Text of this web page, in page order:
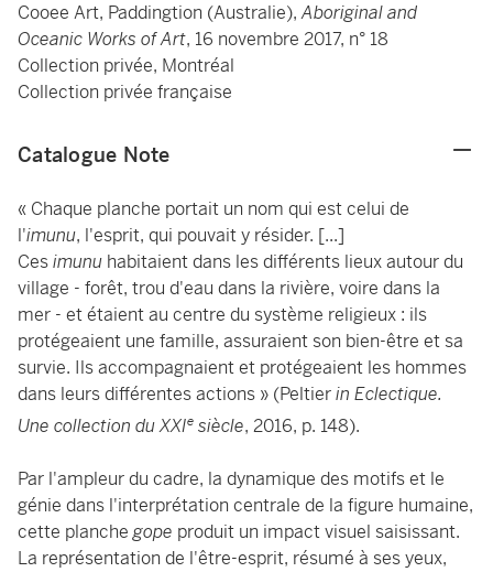
Cooee Art, Paddingtion (Australie),Aboriginal and
Oceanic Works of Art, 16 novembre 2017, n° 18
Collection privée, Montréal
Collection privée française
Catalogue Note
« Chaque planche portait un nom qui est celui de
l'imunu, l'esprit, qui pouvait y résider. [...]
Cesimunu habitaient dans les différents lieux autour du
village - forêt, trou d'eau dans la rivière, voire dans la
mer - et étaient au centre du système religieux : ils
protégeaient une famille, assuraient son bien-être et sa
survie. Ils accompagnaient et protégeaient les hommes
dans leurs différentes actions » (Peltierin Eclectique.
Une collection du XXIe siècle, 2016, p. 148).
Par l'ampleur du cadre, la dynamique des motifs et le
génie dans l'interprétation centrale de la figure humaine,
cette planchegope produit un impact visuel saisissant.
La représentation de l'être-esprit, résumé à ses yeux,